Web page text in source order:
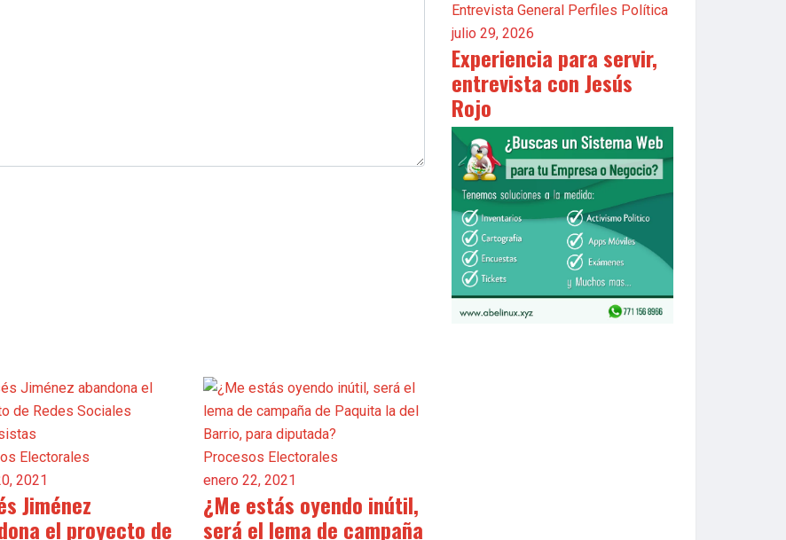
Entrevista General Perfiles Política
julio 29, 2026
Experiencia para servir,
entrevista con Jesús
Rojo
Electorales
2021
Jiménez
el proyecto de
Procesos Electorales
enero 22, 2021
¿Me estás oyendo inútil,
será el lema de campaña